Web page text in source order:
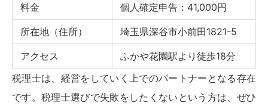
料金 個人確定申告：41,000円
所在地（住所） 埼玉県深谷市小前田1821-5
アクセス
ふかや花園駅より徒歩18分
税理士は、経営をしていく上でのパートナーとなる存在
です。税理士選びで失敗をしたくないという方は、ぜひ